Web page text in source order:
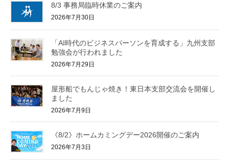
8/3 事務局臨時休業のご案内
2026年7月30日
「AI時代のビジネスパーソンを育成する」九州支部
勉強会が行われました
2026年7月29日
屋形船でもんじゃ焼き！東日本支部交流会を開催し
ました
2026年7月9日
《8/2》ホームカミングデー2026開催のご案内
2026年7月3日